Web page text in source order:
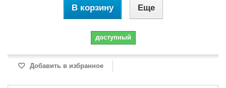
В корзину Еще
доступный
Добавить в избранное